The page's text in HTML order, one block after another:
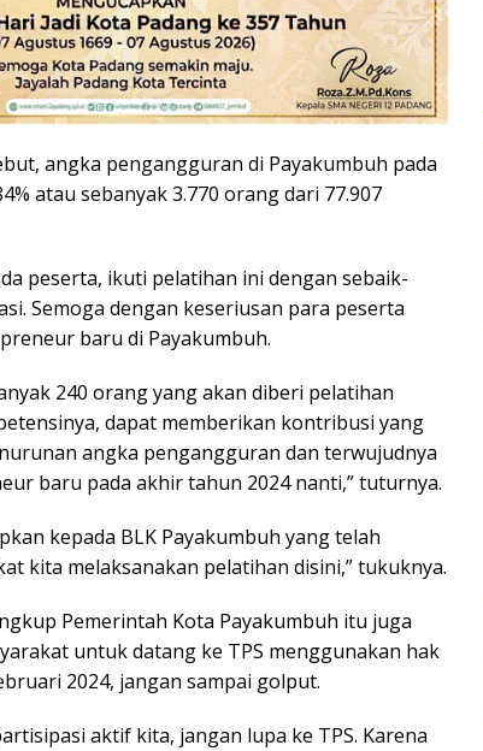
angka pengangguran di Payakumbuh pada
atau sebanyak 3.770 orang dari 77.907
peserta, ikuti pelatihan ini dengan sebaik-
Semoga dengan keseriusan para peserta
baru di Payakumbuh.
240 orang yang akan diberi pelatihan
dapat memberikan kontribusi yang
angka pengangguran dan terwujudnya
baru pada akhir tahun 2024 nanti,” tuturnya.
kepada BLK Payakumbuh yang telah
kita melaksanakan pelatihan disini,” tukuknya.
Pemerintah Kota Payakumbuh itu juga
untuk datang ke TPS menggunakan hak
2024, jangan sampai golput.
aktif kita, jangan lupa ke TPS. Karena